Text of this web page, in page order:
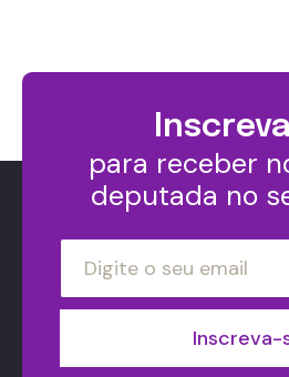
para receber
deputada no